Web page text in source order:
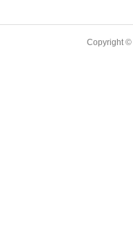
Copyright ©